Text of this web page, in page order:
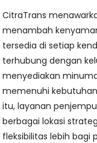
CitraTrans
menambah
tersedia di setiap
terhubung dengan
menyediakan
memenuhi
itu, layanan
berbagai lokasi
fleksibilitas lebih bagi